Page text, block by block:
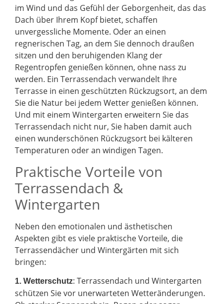
im Wind und das Gefühl der Geborgenheit, das das
Dach über Ihrem Kopf bietet, schaffen
unvergessliche Momente. Oder an einen
regnerischen Tag, an dem Sie dennoch draußen
sitzen und den beruhigenden Klang der
Regentropfen genießen können, ohne nass zu
werden. Ein Terrassendach verwandelt Ihre
Terrasse in einen geschützten Rückzugsort, an dem
Sie die Natur bei jedem Wetter genießen können.
Und mit einem Wintergarten erweitern Sie das
Terrassendach nicht nur, Sie haben damit auch
einen wunderschönen Rückzugsort bei kälteren
Temperaturen oder an windigen Tagen.
Praktische Vorteile von
Terrassendach &
Wintergarten
Neben den emotionalen und ästhetischen
Aspekten gibt es viele praktische Vorteile, die
Terrassendächer und Wintergärten mit sich
bringen:
1. Wetterschutz: Terrassendach und Wintergarten
schützen Sie vor unerwarteten Wetteränderungen.